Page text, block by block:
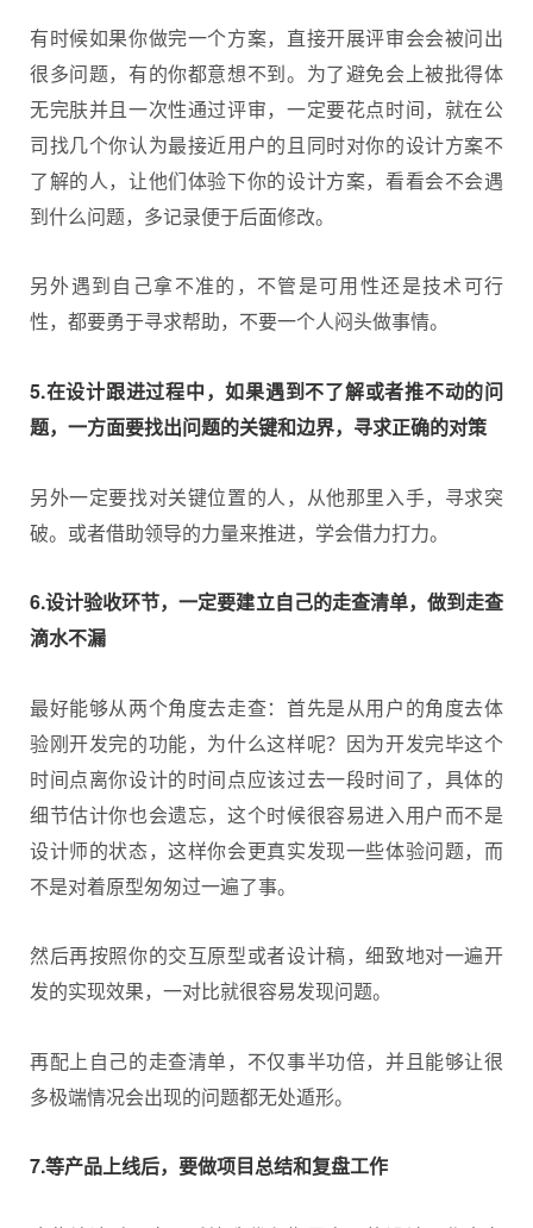
有时候如果你做完一个方案，直接开展评审会会被问出
很多问题，有的你都意想不到。为了避免会上被批得体
无完肤并且一次性通过评审，一定要花点时间，就在公
司找几个你认为最接近用户的且同时对你的设计方案不
了解的人，让他们体验下你的设计方案，看看会不会遇
到什么问题，多记录便于后面修改。
另外遇到自己拿不准的，不管是可用性还是技术可行
性，都要勇于寻求帮助，不要一个人闷头做事情。
5.在设计跟进过程中，如果遇到不了解或者推不动的问
题，一方面要找出问题的关键和边界，寻求正确的对策
另外一定要找对关键位置的人，从他那里入手，寻求突
破。或者借助领导的力量来推进，学会借力打力。
6.设计验收环节，一定要建立自己的走查清单，做到走查
滴水不漏
最好能够从两个角度去走查：首先是从用户的角度去体
验刚开发完的功能，为什么这样呢？因为开发完毕这个
时间点离你设计的时间点应该过去一段时间了，具体的
细节估计你也会遗忘，这个时候很容易进入用户而不是
设计师的状态，这样你会更真实发现一些体验问题，而
不是对着原型匆匆过一遍了事。
然后再按照你的交互原型或者设计稿，细致地对一遍开
发的实现效果，一对比就很容易发现问题。
再配上自己的走查清单，不仅事半功倍，并且能够让很
多极端情况会出现的问题都无处遁形。
7.等产品上线后，要做项目总结和复盘工作